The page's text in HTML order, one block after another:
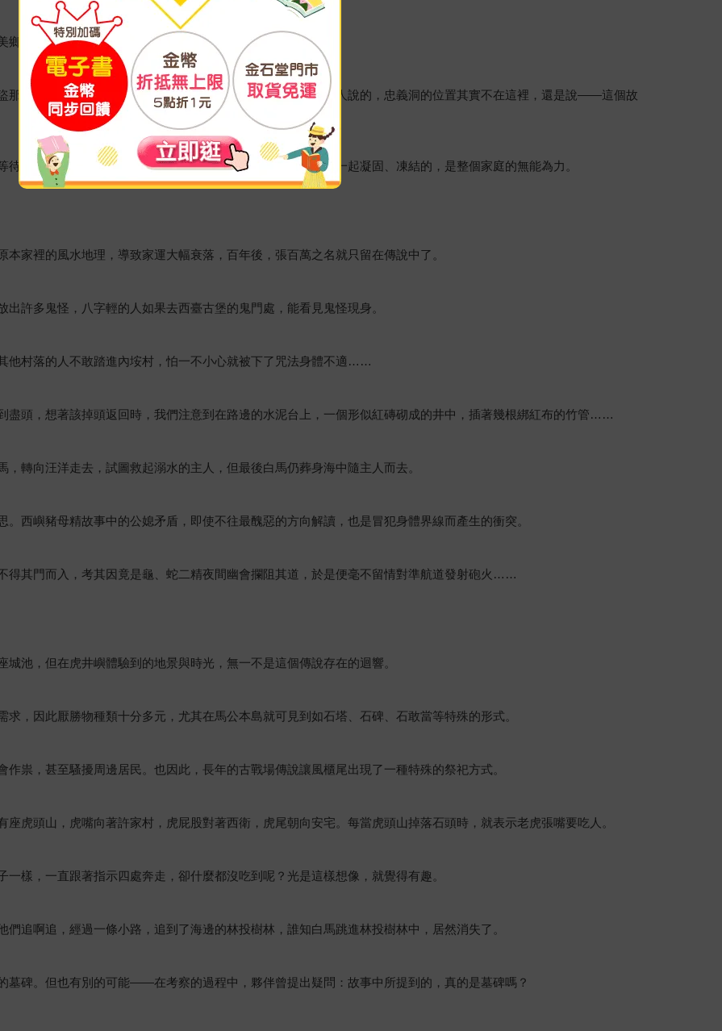
的六個村，便有五村建石塔，並大多有定期祭拜。
那樣，沒有狗吠聲的指引，就難以找到洞的位置？或者像有些人說的，忠義洞的位置其實不在這裡，還是說——這個故
？這顯示望夫石的傳說不僅是夫妻間的事，隨著「化為石」一起凝固、凍結的，是整個家庭的無能為力。
家裡的風水地理，導致家運大幅衰落，百年後，張百萬之名就只留在傳說中了。
許多鬼怪，八字輕的人如果去西臺古堡的鬼門處，能看見鬼怪現身。
他村落的人不敢踏進內垵村，怕一不小心就被下了咒法身體不適……
盡頭，想著該掉頭返回時，我們注意到在路邊的水泥台上，一個形似紅磚砌成的井中，插著幾根綁紅布的竹管……
轉向汪洋走去，試圖救起溺水的主人，但最後白馬仍葬身海中隨主人而去。
西嶼豬母精故事中的公媳矛盾，即使不往最醜惡的方向解讀，也是冒犯身體界線而產生的衝突。
得其門而入，考其因竟是龜、蛇二精夜間幽會攔阻其道，於是便毫不留情對準航道發射砲火……
池，但在虎井嶼體驗到的地景與時光，無一不是這個傳說存在的迴響。
，因此厭勝物種類十分多元，尤其在馬公本島就可見到如石塔、石碑、石敢當等特殊的形式。
祟，甚至騷擾周邊居民。也因此，長年的古戰場傳說讓風櫃尾出現了一種特殊的祭祀方式。
虎頭山，虎嘴向著許家村，虎屁股對著西衛，虎尾朝向安宅。每當虎頭山掉落石頭時，就表示老虎張嘴要吃人。
樣，一直跟著指示四處奔走，卻什麼都沒吃到呢？光是這樣想像，就覺得有趣。
追啊追，經過一條小路，追到了海邊的林投樹林，誰知白馬跳進林投樹林中，居然消失了。
墓碑。但也有別的可能——在考察的過程中，夥伴曾提出疑問：故事中所提到的，真的是墓碑嗎？